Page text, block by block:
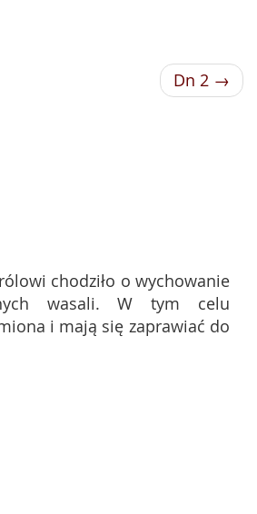
Dn 2 →
chodziło o wychowanie
wasali. W tym celu
i mają się zaprawiać do